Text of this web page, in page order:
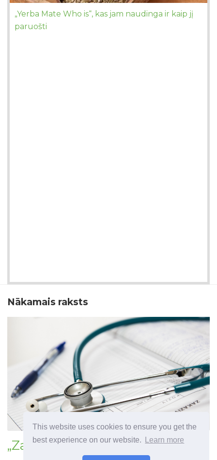
This website uses cookies to ensure you get the
best experience on our website.
Learn more
„Yerba Mate Who is“, kas jam naudinga ir kaip jį
paruošti
Nākamais raksts
„Zaleplon“ („Sonata“)